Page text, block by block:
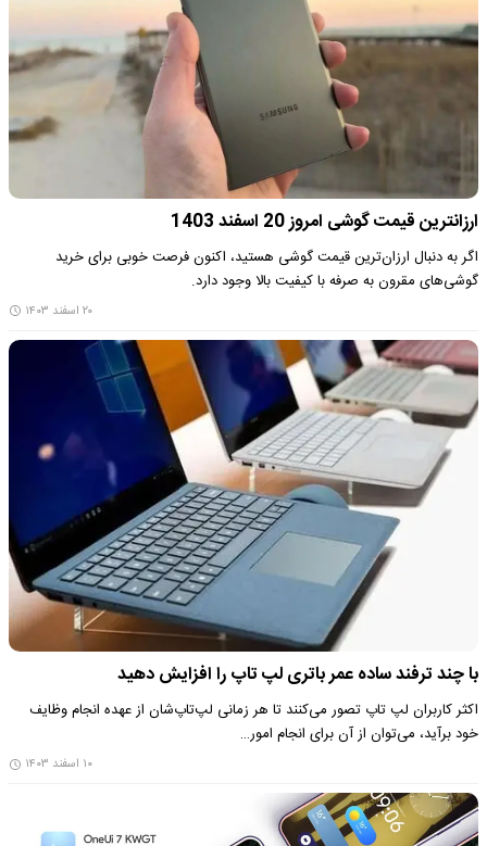
ارزانترین قیمت گوشی امروز 20 اسفند 1403
اگر به دنبال ارزان‌ترین قیمت گوشی هستید، اکنون فرصت خوبی برای خرید
گوشی‌های مقرون به صرفه با کیفیت بالا وجود دارد.
۲۰ اسفند ۱۴۰۳
با چند ترفند ساده عمر باتری لپ تاپ را افزایش دهید
اکثر کاربران لپ تاپ تصور می‌کنند تا هر زمانی لپ‌تاپ‌شان از عهده انجام وظایف
خود برآید، می‌توان از آن برای انجام امور…
۱۰ اسفند ۱۴۰۳